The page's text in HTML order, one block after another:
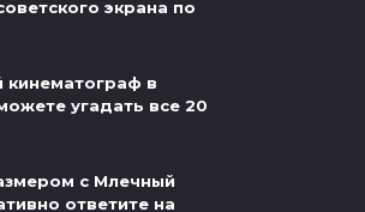
экрана по
кинематограф в
угадать все 20
с Млечный
ответите на